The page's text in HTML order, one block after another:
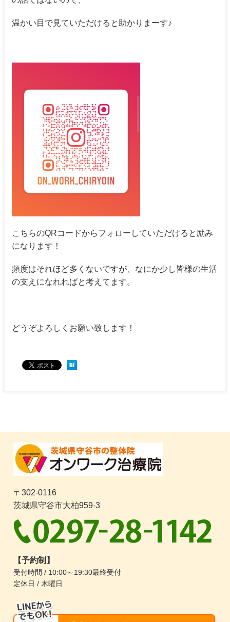
温かい目で見ていただけると助かりまーす♪
こちらのQRコードからフォローしていただけると励み
になります！
頻度はそれほど多くないですが、なにか少し皆様の生活
の支えになれればと考えてます。
どうぞよろしくお願い致します！
〒302-0116
茨城県守谷市大柏959-3
【予約制】
受付時間 / 10:00～19:30最終受付
定休日 / 木曜日